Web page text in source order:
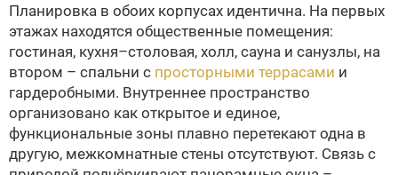
Планировка в обоих корпусах идентична. На первых
этажах находятся общественные помещения:
гостиная, кухня–столовая, холл, сауна и санузлы, на
втором – спальни с просторными террасами и
гардеробными. Внутреннее пространство
организовано как открытое и единое,
функциональные зоны плавно перетекают одна в
другую, межкомнатные стены отсутствуют. Связь с